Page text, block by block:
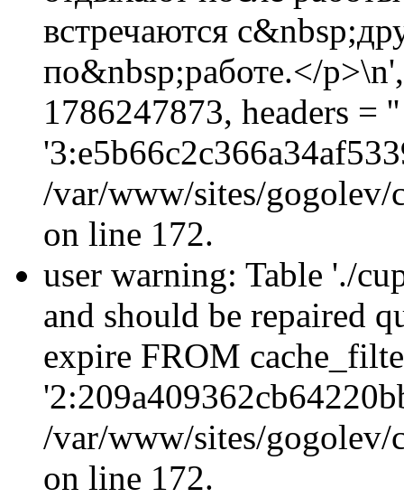
встречаются
по&nbsp;работе.</
1786247873, headers =
/var/www/sites/gogolev/
on line 172.
user warning: Table './
and should be repaired
expire FROM
/var/www/sites/gogolev/
on line 172.